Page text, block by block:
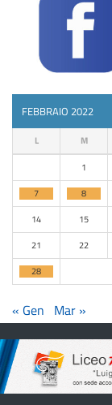
FEBBRAIO 2022
L M
1
7
8
14
15
21
22
28
« Gen Mar »